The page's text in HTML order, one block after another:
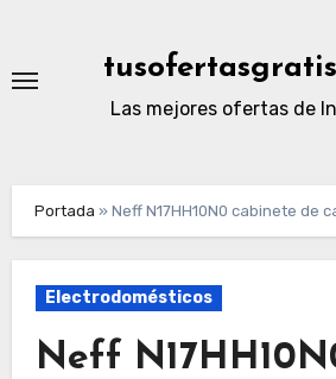
contenido
Las mejores ofertas de
Portada »Neff N17HH10N0 cabinete de
Electrodomésticos
Neff